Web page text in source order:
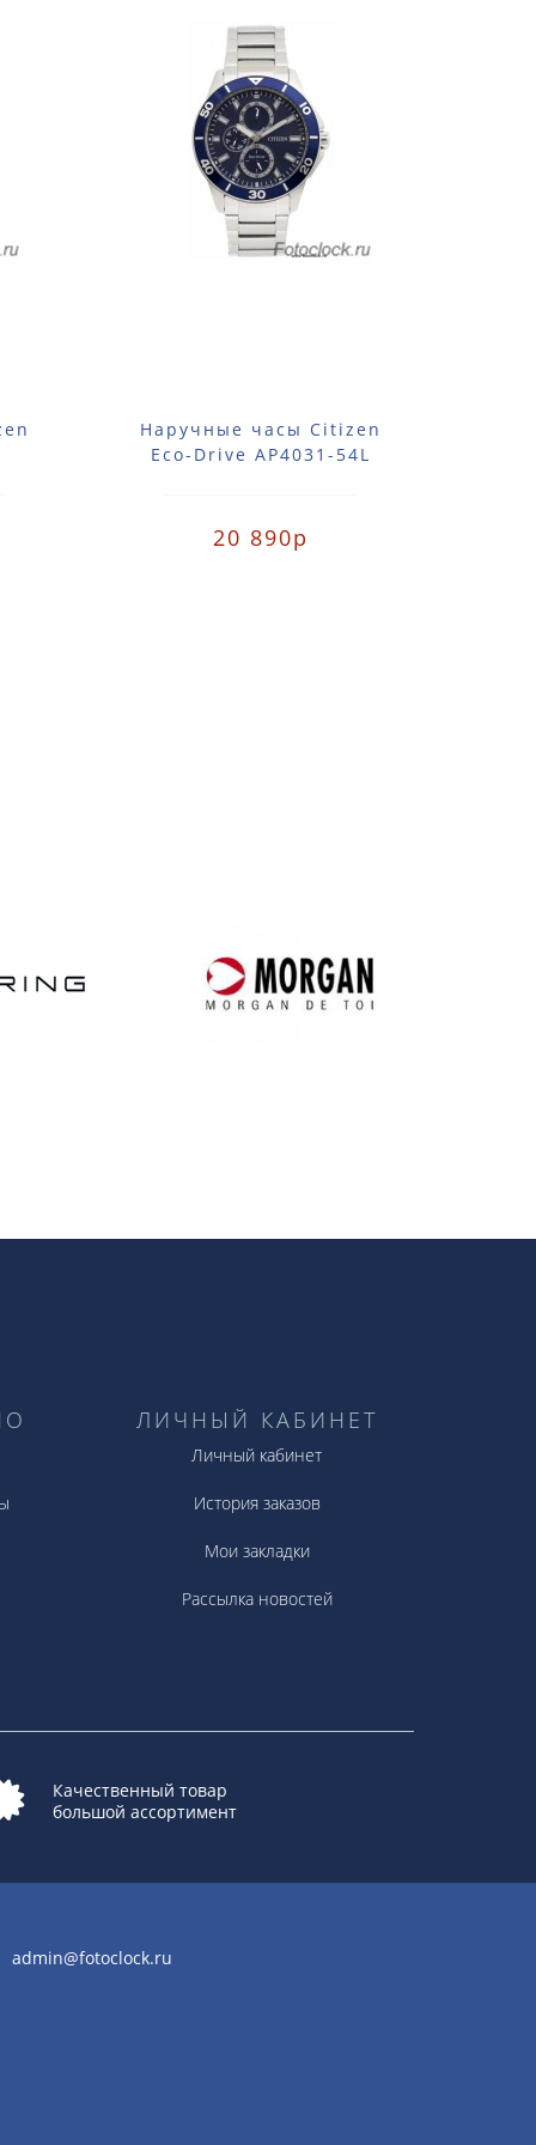
Наручные часы Citizen
Eco-Drive AP4031-54L
20 890р
ЛИЧНЫЙ КАБИНЕТ
Личный кабинет
История заказов
Мои закладки
Рассылка новостей
Качественный товар
большой ассортимент
admin@fotoclock.ru